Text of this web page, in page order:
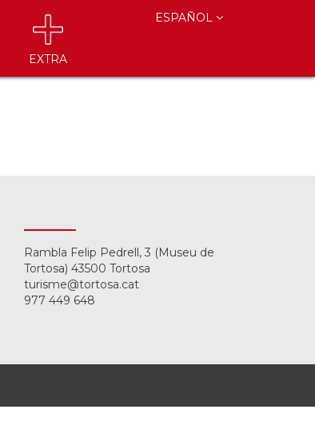
EXTRA
ESPAÑOL
Rambla Felip Pedrell, 3 (Museu de
Tortosa) 43500 Tortosa
turisme@tortosa.cat
977 449 648